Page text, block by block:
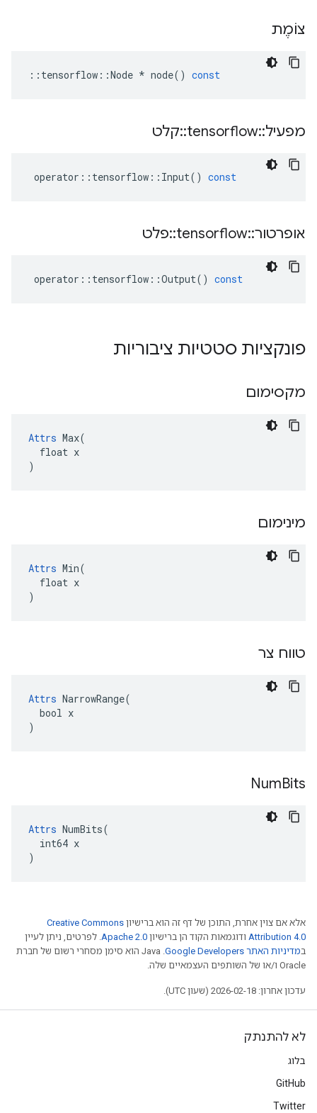
צוֹמֶת
:: tensorflow ::Node * node() const
מפעיל::
tensorflow
::קלט
operator :: tensorflow :: Input() const
אופרטור::
tensorflow
::פלט
operator :: tensorflow ::Output() const
פונקציות סטטיות ציבוריות
מקסימום
Attrs Max(
  float x
)
מינימום
Attrs Min(
  float x
)
טווח צר
Attrs NarrowRange(
  bool x
)
NumBits
Attrs NumBits(
  int64 x
)
אלא אם צוין אחרת, התוכן של דף זה הוא ברישיון Creative Commons
Attribution 4.0 ודוגמאות הקוד הן ברישיון Apache 2.0. לפרטים, ניתן לעיין
במדיניות האתר Google Developers‏
.‏ Java הוא סימן מסחרי רשום של חברת
Oracle ו/או של השותפים העצמאיים שלה.
עדכון אחרון: 2026-02-18 (שעון UTC).
לא להתנתק
בלוג
GitHub
Twitter